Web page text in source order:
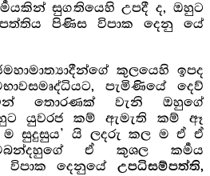
සුගතියෙහි උපදී ද, ඔහුට
පිණිස විපාක දෙනු යේ
කුලයෙහි ඉපද
පැමිණියේ දෙව්
තොරණක් වැනි ඔහුගේ
යුවරජ කම් ඇමැති කම් ඈ
සුදුසුය’ යි ලදරු කල ම ඒ ඒ
ඒ කුශල කර්‍මය
විපාක දෙනුයේ උපධිසම්පත්ති,